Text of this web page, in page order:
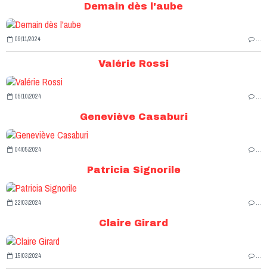
Demain dès l'aube
09/11/2024
Valérie Rossi
05/10/2024
Geneviève Casaburi
04/05/2024
Patricia Signorile
22/03/2024
Claire Girard
15/03/2024